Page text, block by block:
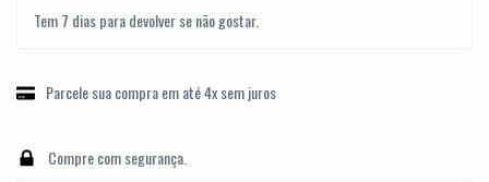
Tem 7 dias para devolver se não gostar.
Parcele sua compra em até 4x sem juros
Compre com segurança.